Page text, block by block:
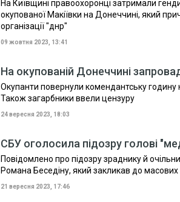
На Київщині правоохоронці затримали
окупованої Макіївки на Донеччині, який
організації "днр"
09 жовтня 2023, 13:41
На окупованій Донеччині
Окупанти повернули комендантську годину
Також загарбники ввели цензуру
24 вересня 2023, 18:03
СБУ оголосила підозру голові
Повідомлено про підозру зраднику й
Романа Беседіну, який закликав до масових
21 вересня 2023, 17:46